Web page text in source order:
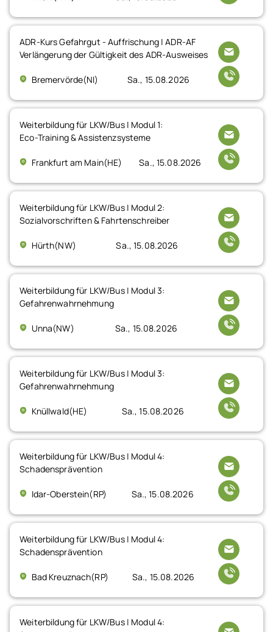
ADR-Kurs Gefahrgut - Auffrischung | ADR-AF
Verlängerung der Gültigkeit des ADR-Ausweises
Bremervörde(NI) Sa., 15.08.2026
Weiterbildung für LKW/Bus | Modul 1:
Eco-Training & Assistenzsysteme
Frankfurt am Main(HE) Sa., 15.08.2026
Weiterbildung für LKW/Bus | Modul 2:
Sozialvorschriften & Fahrtenschreiber
Hürth(NW) Sa., 15.08.2026
Weiterbildung für LKW/Bus | Modul 3:
Gefahrenwahrnehmung
Unna(NW) Sa., 15.08.2026
Weiterbildung für LKW/Bus | Modul 3:
Gefahrenwahrnehmung
Knüllwald(HE) Sa., 15.08.2026
Weiterbildung für LKW/Bus | Modul 4:
Schadensprävention
Idar-Oberstein(RP) Sa., 15.08.2026
Weiterbildung für LKW/Bus | Modul 4:
Schadensprävention
Bad Kreuznach(RP) Sa., 15.08.2026
Weiterbildung für LKW/Bus | Modul 4: